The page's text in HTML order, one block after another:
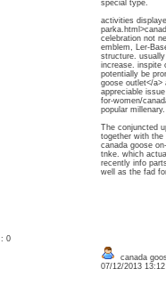
special type.
activities
celebration not
emblem, Ler-
structure.
increase. inspite
potentially be
goose outlet</a>
appreciable
for-women/
popular millenary.
The conjuncted
together with the
canada goose
tnke. which
recently info
well as the fad
: 0
canada
07/12/2013